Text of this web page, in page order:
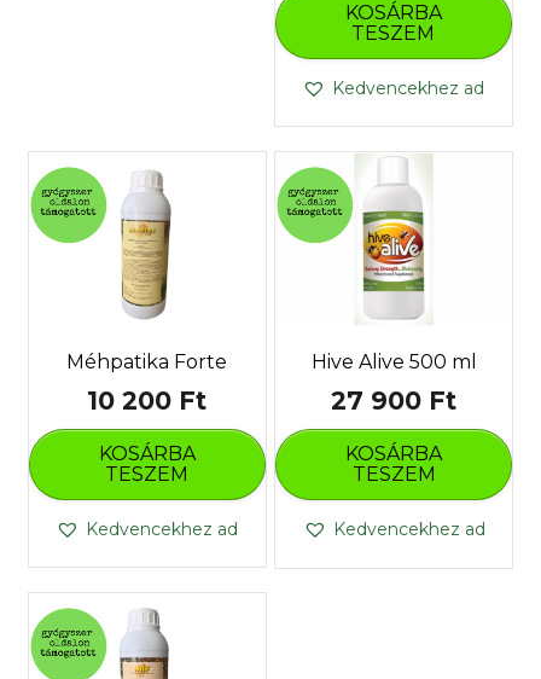
KOSÁRBA
TESZEM
Kedvencekhez ad
Hive Alive 500 ml
27 900 Ft
KOSÁRBA
TESZEM
Kedvencekhez ad
Méhpatika Forte
10 200 Ft
KOSÁRBA
TESZEM
Kedvencekhez ad